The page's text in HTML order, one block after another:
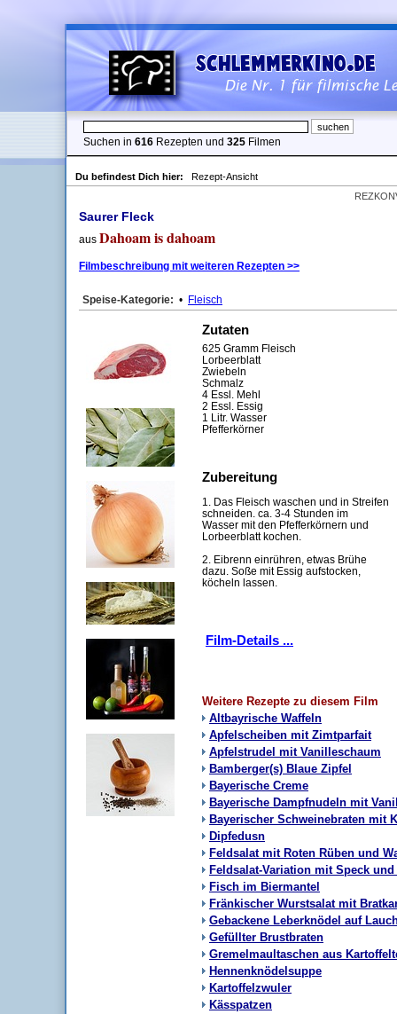
Suchen in 616 Rezepten und 325 Filmen
Du befindest Dich hier:
Rezept-Ansicht
Saurer Fleck
aus Dahoam is dahoam
Filmbeschreibung mit weiteren Rezepten >>
Speise-Kategorie: • Fleisch
Zutaten
625 Gramm Fleisch
Lorbeerblatt
Zwiebeln
Schmalz
4 Essl. Mehl
2 Essl. Essig
1 Litr. Wasser
Pfefferkörner
Zubereitung
1. Das Fleisch waschen und in Streifen
schneiden. ca. 3-4 Stunden im
Wasser mit den Pfefferkörnern und
Lorbeerblatt kochen.
2. Eibrenn einrühren, etwas Brühe
dazu. Soße mit Essig aufstocken,
köcheln lassen.
Film-Details ...
Weitere Rezepte zu diesem Film
Altbayrische Waffeln
Apfelscheiben mit Zimtparfait
Apfelstrudel mit Vanilleschaum
Bamberger(s) Blaue Zipfel
Bayerische Creme
Bayerische Dampfnudeln mit
Bayerischer Schweinebraten mit
Dipfedusn
Feldsalat mit Roten Rüben und
Feldsalat-Variation mit Speck
Fisch im Biermantel
Fränkischer Wurstsalat mit
Gebackene Leberknödel auf
Gefüllter Brustbraten
Gremelmaultaschen aus
Hennenknödelsuppe
Kartoffelzwuler
Kässpatzen